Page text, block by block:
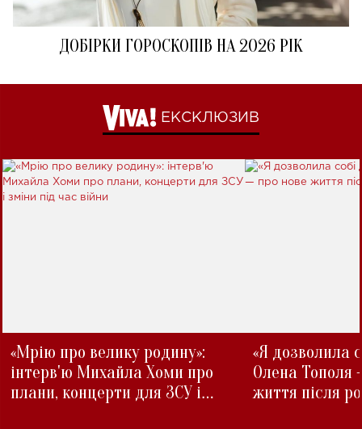
ДОБІРКИ ГОРОСКОПІВ НА 2026 РІК
ЕКСКЛЮЗИВ
«Мрію про велику родину»:
інтерв'ю Михайла Хоми про
плани, концерти для ЗСУ і
«Я дозволила
Олена Тополя
життя після